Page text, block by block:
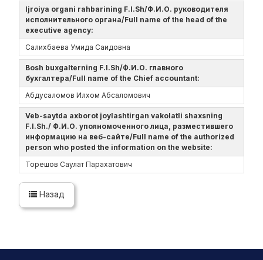
Ijroiya organi rahbarining F.I.Sh/Ф.И.О. руководителя
исполнительного органа/Full name of the head of the
executive agency:
Салихбаева Умида Саидовна
Bosh buxgalterning F.I.Sh/Ф.И.О. главного
бухгалтера/Full name of the Chief accountant:
Абдусаломов Илхом Абсаломович
Veb-saytda axborot joylashtirgan vakolatli shaxsning
F.I.Sh./ Ф.И.О. уполномоченного лица, разместившего
информацию на веб-сайте/Full name of the authorized
person who posted the information on the website:
Торешов Саулат Парахатович
Назад